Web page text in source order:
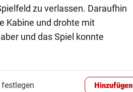
zu verlassen. Daraufhin
Kabine und drohte mit
und das Spiel konnte
Hinzufügen